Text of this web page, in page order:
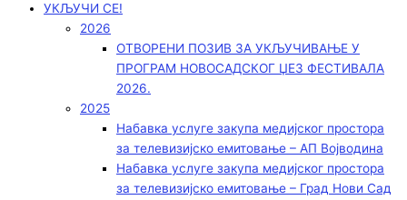
УКЉУЧИ СЕ!
2026
ОТВОРЕНИ ПОЗИВ ЗА УКЉУЧИВАЊЕ У
ПРОГРАМ НОВОСАДСКОГ ЏЕЗ ФЕСТИВАЛА
2026.
2025
Набавка услуге закупа медијског простора
за телевизијско емитовање – АП Војводинa
Набавка услуге закупа медијског простора
за телевизијско емитовање – Град Нови Сад